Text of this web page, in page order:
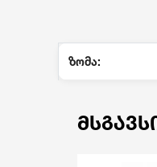
ზომა: